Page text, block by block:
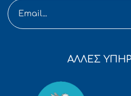
ΑΛΛΕΣ